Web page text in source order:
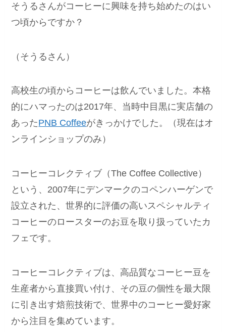
そうるさんがコーヒーに興味を持ち始めたのはい
つ頃からですか？
（そうるさん）
高校生の頃からコーヒーは飲んでいました。本格
的にハマったのは2017年、当時中目黒に実店舗の
あったPNB Coffeeがきっかけでした。（現在はオ
ンラインショップのみ）
コーヒーコレクティブ（The Coffee Collective）
という、2007年にデンマークのコペンハーゲンで
設立された、世界的に評価の高いスペシャルティ
コーヒーのロースターのお豆を取り扱っていたカ
フェです。
コーヒーコレクティブは、高品質なコーヒー豆を
生産者から直接買い付け、その豆の個性を最大限
に引き出す焙煎技術で、世界中のコーヒー愛好家
から注目を集めています。